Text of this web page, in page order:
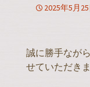
2025年5月
誠に勝手なが
せていただきま